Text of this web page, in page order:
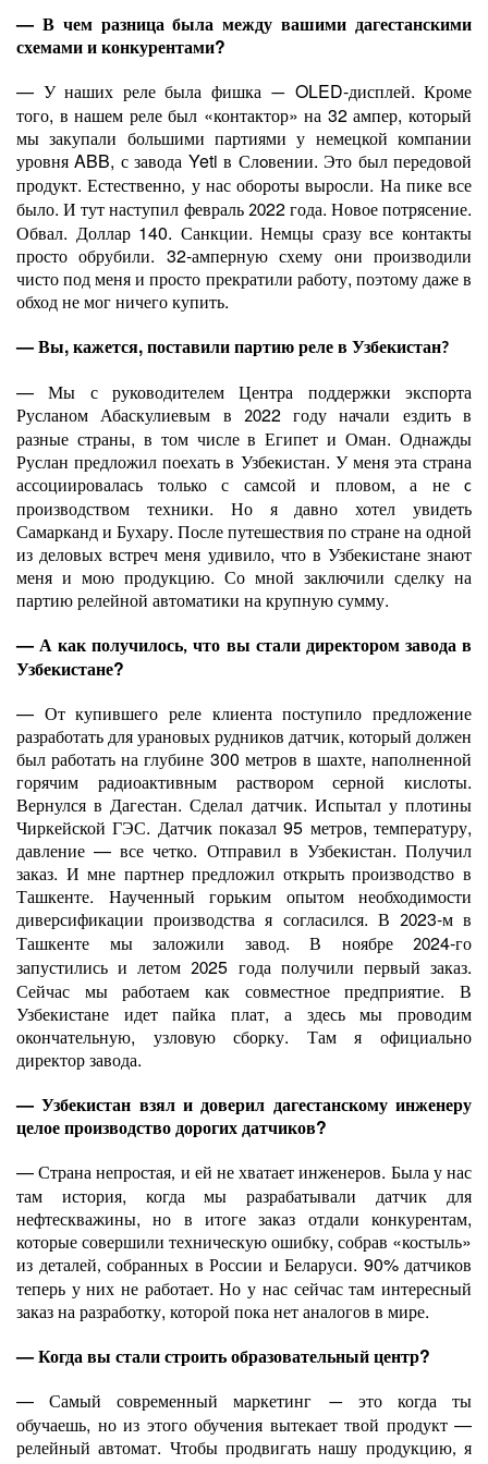
— В чем разница была между вашими дагестанскими
схемами и конкурентами?
— У наших реле была фишка — OLED-дисплей. Кроме
того, в нашем реле был «контактор» на 32 ампер, который
мы закупали большими партиями у немецкой компании
уровня ABB, с завода Yeti в Словении. Это был передовой
продукт. Естественно, у нас обороты выросли. На пике все
было. И тут наступил февраль 2022 года. Новое потрясение.
Обвал. Доллар 140. Санкции. Немцы сразу все контакты
просто обрубили. 32-амперную схему они производили
чисто под меня и просто прекратили работу, поэтому даже в
обход не мог ничего купить.
— Вы, кажется, поставили партию реле в Узбекистан?
— Мы с руководителем Центра поддержки экспорта
Русланом Абаскулиевым в
2022 году начали ездить в
разные страны, в том числе в Египет и Оман. Однажды
Руслан предложил поехать в Узбекистан. У меня эта страна
ассоциировалась только с самсой и пловом, а не
с
производством техники. Но я давно хотел увидеть
Самарканд и Бухару. После путешествия по стране на одной
из деловых встреч меня удивило, что в Узбекистане знают
меня и мою продукцию. Со мной заключили сделку на
партиюрелейной автоматики на крупную сумму.
— А как получилось, что вы стали директором завода в
Узбекистане?
— От купившего реле клиента поступило предложение
разработатьдля урановых рудников датчик, который должен
был работать на глубине 300 метров в шахте, наполненной
горячим радиоактивным раствором серной кислоты.
Вернулся в Дагестан. Сделал датчик. Испытал у плотины
Чиркейской ГЭС. Датчик показал 95 метров, температуру,
давление — все четко. Отправил в Узбекистан. Получил
заказ. И мне партнер предложил открыть производство в
Ташкенте. Наученный горьким опытом необходимости
диверсификации производства я согласился. В 2023-м в
Ташкенте мы заложили завод. В ноябре
2024-го
запустились и летом2025 года получили первый заказ.
Сейчас мы работаем как совместное предприятие. В
Узбекистане идет пайка плат, а здесь мы проводим
окончательную, узловую сборку. Там я официально
директор завода.
— Узбекистан взял и доверил дагестанскому инженеру
целое производство дорогих датчиков?
—Страна непростая, и ей не хватает инженеров. Была у нас
там история, когда мы разрабатывали датчик для
нефтескважины, но в итоге заказ отдали конкурентам,
которые совершили техническую ошибку, собрав «костыль»
из деталей, собранных в России и Беларуси. 90% датчиков
теперь у них не работает. Но у нас сейчас там интересный
заказ на разработку, которой пока нет аналогов в мире.
— Когда вы стали строить образовательный центр?
— Самый современный маркетинг —это когда ты
обучаешь, но из этого обучения вытекает твой продукт —
релейный автомат. Чтобы продвигать нашу продукцию, я